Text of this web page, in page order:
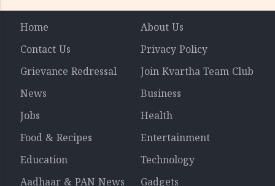
Home
About Us
Contact Us
Privacy Policy
Grievance Redressal
Join Kvartha Team Club
News
Business
Jobs
Health
Food & Recipes
Entertainment
Education
Technology
Aadhaar & PAN News
Gadgets